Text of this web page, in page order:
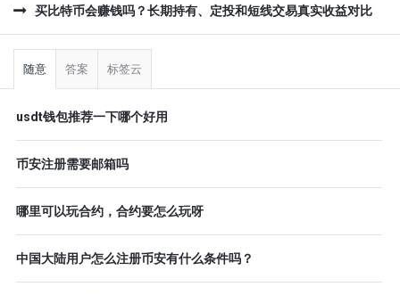
买比特币会赚钱吗？长期持有、定投和短线交易真实收益对比
侧
随意 答案 标签云
usdt钱包推荐一下哪个好用
币安注册需要邮箱吗
哪里可以玩合约，合约要怎么玩呀
中国大陆用户怎么注册币安有什么条件吗？